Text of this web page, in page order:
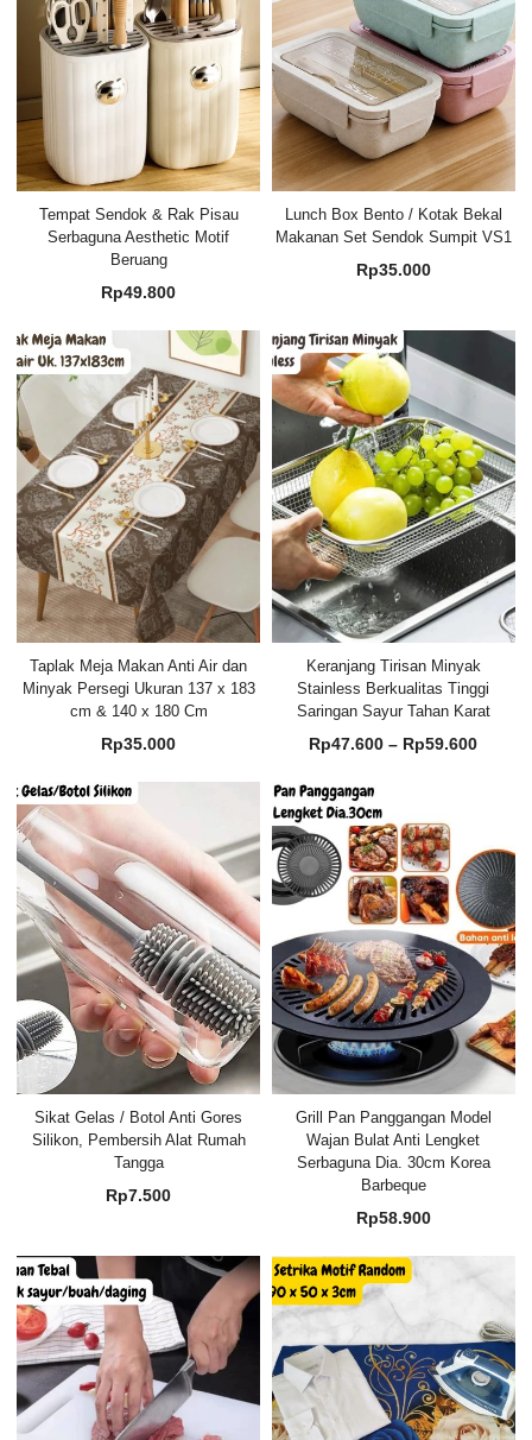
Tempat Sendok & Rak Pisau
Serbaguna Aesthetic Motif
Beruang
Rp49.800
Lunch Box Bento / Kotak Bekal
Makanan Set Sendok Sumpit VS1
Rp35.000
Taplak Meja Makan Anti Air dan
Minyak Persegi Ukuran 137 x 183
cm & 140 x 180 Cm
Rp35.000
Keranjang Tirisan Minyak
Stainless Berkualitas Tinggi
Saringan Sayur Tahan Karat
Rp47.600 – Rp59.600
Sikat Gelas / Botol Anti Gores
Silikon, Pembersih Alat Rumah
Tangga
Rp7.500
Grill Pan Panggangan Model
Wajan Bulat Anti Lengket
Serbaguna Dia. 30cm Korea
Barbeque
Rp58.900